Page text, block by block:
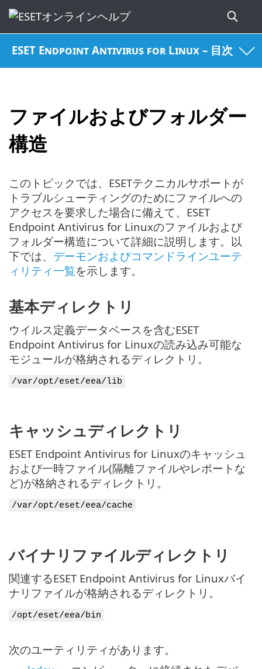
ESET Endpoint Antivirus for Linux – 目次
ファイルおよびフォルダー
構造
このトピックでは、ESETテクニカルサポートが
トラブルシューティングのためにファイルへの
アクセスを要求した場合に備えて、ESET
Endpoint Antivirus for Linuxのファイルおよび
フォルダー構造について詳細に説明します。以
下では、 デーモンおよびコマンドラインユーテ
ィリティ一覧を示します。
基本ディレクトリ
ウイルス定義データベースを含むESET
Endpoint Antivirus for Linuxの読み込み可能な
モジュールが格納されるディレクトリ。
/var/opt/eset/eea/lib
キャッシュディレクトリ
ESET Endpoint Antivirus for Linuxのキャッシュ
および一時ファイル(隔離ファイルやレポートな
ど)が格納されるディレクトリ。
/var/opt/eset/eea/cache
バイナリファイルディレクトリ
関連するESET Endpoint Antivirus for Linuxバイ
ナリファイルが格納されるディレクトリ。
/opt/eset/eea/bin
次のユーティリティがあります。